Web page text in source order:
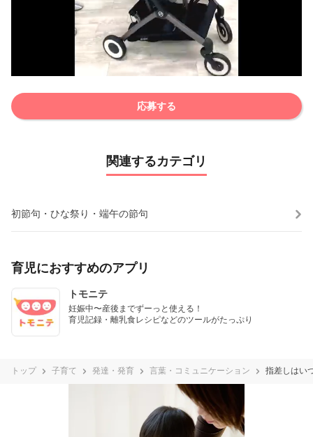
応募する
関連するカテゴリ
初節句・ひな祭り・端午の節句
育児におすすめのアプリ
トモニテ
妊娠中〜産後までずーっと使える！
育児記録・離乳食レシピなどのツールがたっぷり
トップ 子育て 発達・発育 言葉・コミュニケーション 指差しはい